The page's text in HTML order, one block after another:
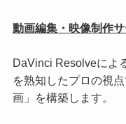
動画編集・映像制作
DaVinci Resolveによ
を熟知したプロの視
画」を構築します。